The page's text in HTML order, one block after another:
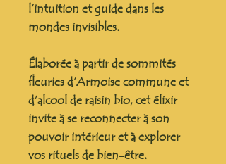
l’intuition et guide dans les
mondes invisibles.
Élaborée à partir de sommités
fleuries d’Armoise commune et
d’alcool de raisin bio, cet élixir
invite à se reconnecter à son
pouvoir intérieur et à explorer
vos rituels de bien-être.